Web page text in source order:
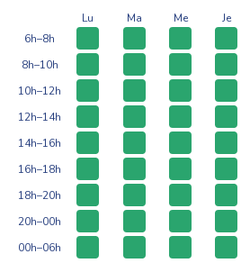
Lu Ma Me Je
6h–8h
8h–10h
10h–12h
12h–14h
14h–16h
16h–18h
18h–20h
20h–00h
00h–06h